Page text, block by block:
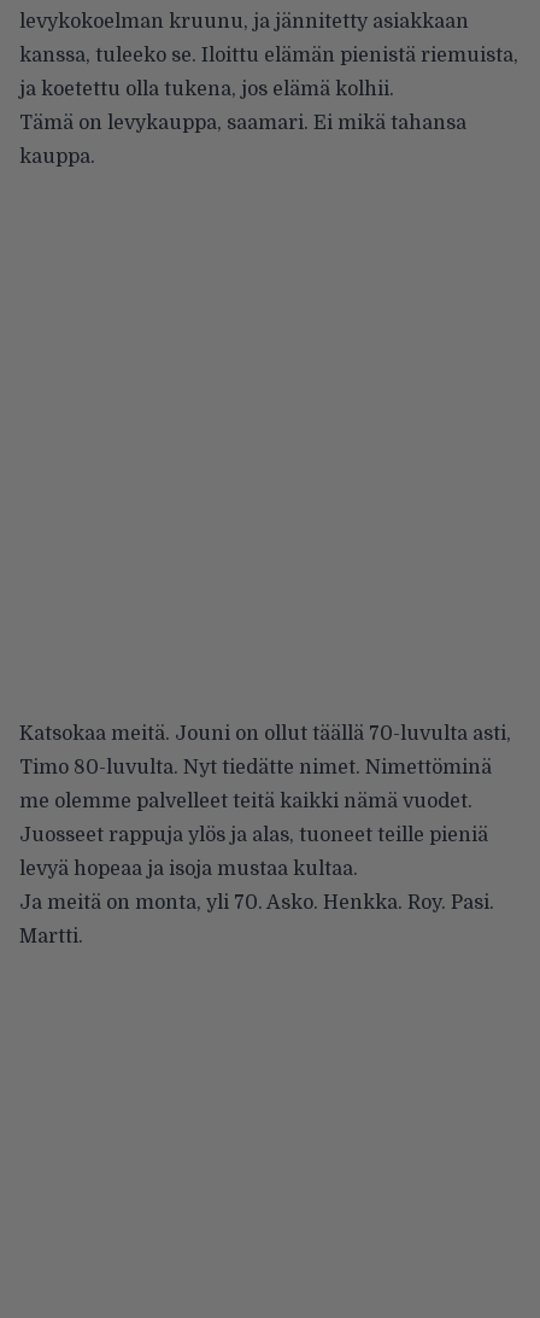
levykokoelman kruunu, ja jännitetty asiakkaan
kanssa, tuleeko se. Iloittu elämän pienistä riemuista,
ja koetettu olla tukena, jos elämä kolhii.
Tämä on levykauppa, saamari. Ei mikä tahansa
kauppa.
Katsokaa meitä. Jouni on ollut täällä 70-luvulta asti,
Timo 80-luvulta. Nyt tiedätte nimet. Nimettöminä
me olemme palvelleet teitä kaikki nämä vuodet.
Juosseet rappuja ylös ja alas, tuoneet teille pieniä
levyä hopeaa ja isoja mustaa kultaa.
Ja meitä on monta, yli 70. Asko. Henkka. Roy. Pasi.
Martti.